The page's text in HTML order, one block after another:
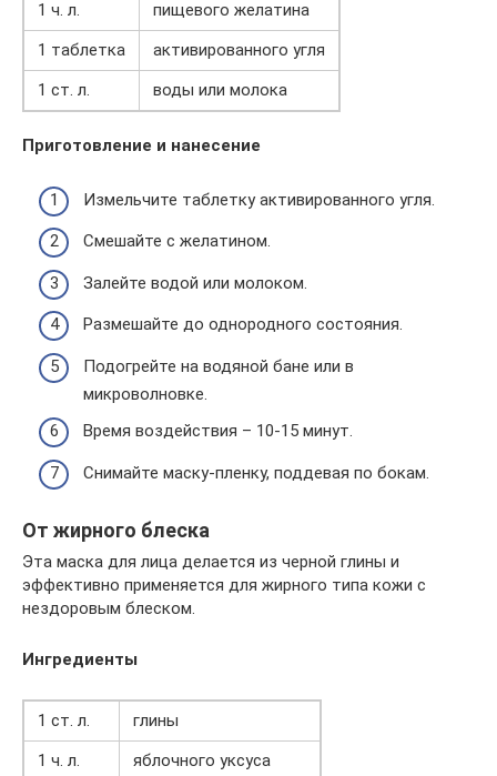
1 ч. л.
пищевого желатина
1 таблетка
активированного угля
1 ст. л.
воды или молока
Приготовление и нанесение
Измельчите таблетку активированного угля.
Смешайте с желатином.
Залейте водой или молоком.
Размешайте до однородного состояния.
Подогрейте на водяной бане или в
микроволновке.
Время воздействия – 10-15 минут.
Снимайте маску-пленку, поддевая по бокам.
От жирного блеска
Эта маска для лица делается из черной глины и
эффективно применяется для жирного типа кожи с
нездоровым блеском.
Ингредиенты
1 ст. л.
глины
1 ч. л.
яблочного уксуса